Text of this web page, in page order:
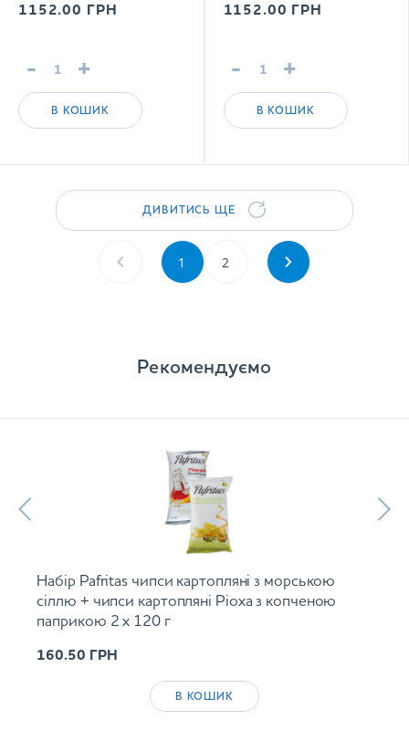
1152.00 ГРН
- +
В КОШИК
1152.00 ГРН
- +
В КОШИК
ДИВИТИСЬ ЩЕ
1 2
Рекомендуємо
Набір Pafritas чипси картопляні з морською
сіллю + чипси картопляні Ріоха з копченою
паприкою 2 х 120 г
160.50 ГРН
В КОШИК